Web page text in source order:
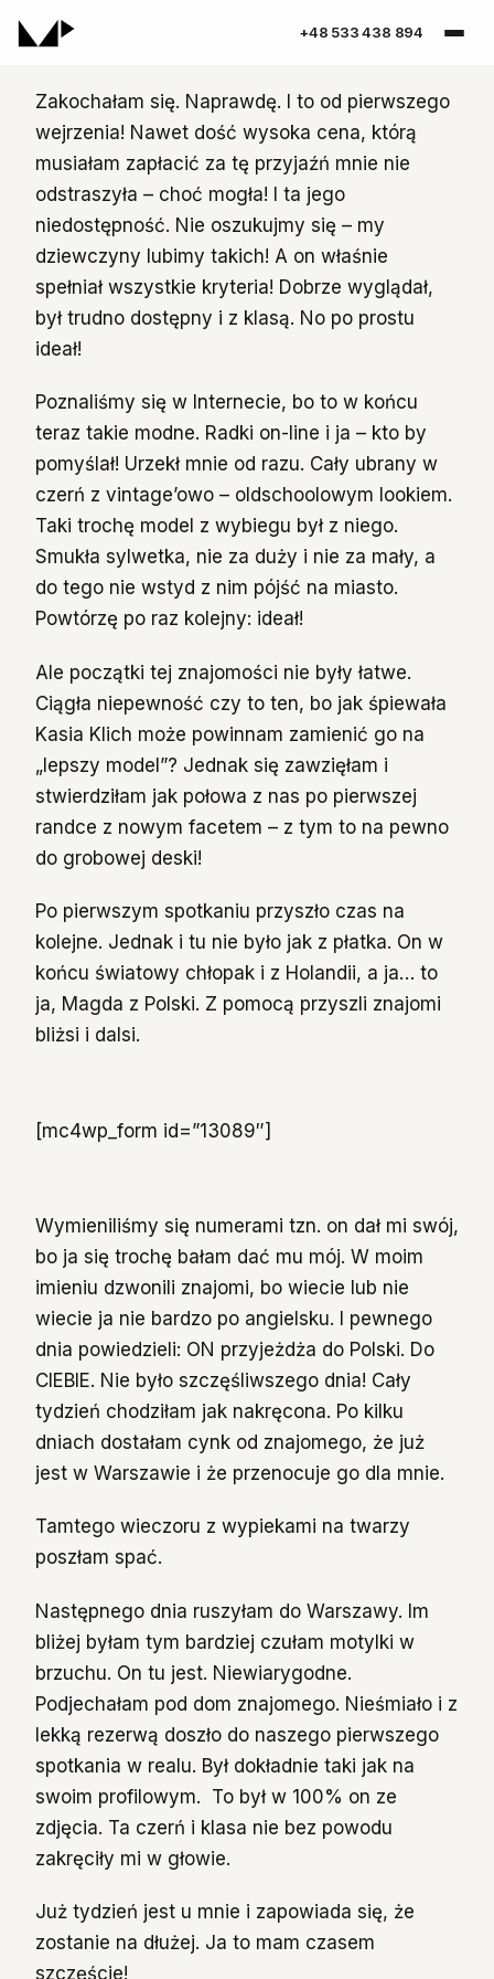
Zakochałam się. Naprawdę. I to od pierwszego
wejrzenia! Nawet dość wysoka cena, którą
musiałam zapłacić za tę przyjaźń mnie nie
odstraszyła – choć mogła! I ta jego
niedostępność. Nie oszukujmy się – my
dziewczyny lubimy takich! A on właśnie
spełniał wszystkie kryteria! Dobrze wyglądał,
był trudno dostępny i z klasą. No po prostu
ideał!
Poznaliśmy się w Internecie, bo to w końcu
teraz takie modne. Radki on-line i ja – kto by
pomyślał! Urzekł mnie od razu. Cały ubrany w
czerń z vintage’owo – oldschoolowym lookiem.
Taki trochę model z wybiegu był z niego.
Smukła sylwetka, nie za duży i nie za mały, a
do tego nie wstyd z nim pójść na miasto.
Powtórzę po raz kolejny: ideał!
Ale początki tej znajomości nie były łatwe.
Ciągła niepewność czy to ten, bo jak śpiewała
Kasia Klich może powinnam zamienić go na
„lepszy model”? Jednak się zawzięłam i
stwierdziłam jak połowa z nas po pierwszej
randce z nowym facetem – z tym to na pewno
do grobowej deski!
Po pierwszym spotkaniu przyszło czas na
kolejne. Jednak i tu nie było jak z płatka. On w
końcu światowy chłopak i z Holandii, a ja… to
ja, Magda z Polski. Z pomocą przyszli znajomi
bliżsi i dalsi.
[mc4wp_form id=”13089″]
Wymieniliśmy się numerami tzn. on dał mi swój,
bo ja się trochę bałam dać mu mój. W moim
imieniu dzwonili znajomi, bo wiecie lub nie
wiecie ja nie bardzo po angielsku. I pewnego
dnia powiedzieli: ON przyjeżdża do Polski. Do
CIEBIE. Nie było szczęśliwszego dnia! Cały
tydzień chodziłam jak nakręcona. Po kilku
dniach dostałam cynk od znajomego, że już
jest w Warszawie i że przenocuje go dla mnie.
Tamtego wieczoru z wypiekami na twarzy
poszłam spać.
Następnego dnia ruszyłam do Warszawy. Im
bliżej byłam tym bardziej czułam motylki w
brzuchu. On tu jest. Niewiarygodne.
Podjechałam pod dom znajomego. Nieśmiało i z
lekką rezerwą doszło do naszego pierwszego
spotkania w realu. Był dokładnie taki jak na
swoim profilowym. To był w 100% on ze
zdjęcia. Ta czerń i klasa nie bez powodu
zakręciły mi w głowie.
Już tydzień jest u mnie i zapowiada się, że
zostanie na dłużej. Ja to mam czasem
szczęście!
+48 533 438 894